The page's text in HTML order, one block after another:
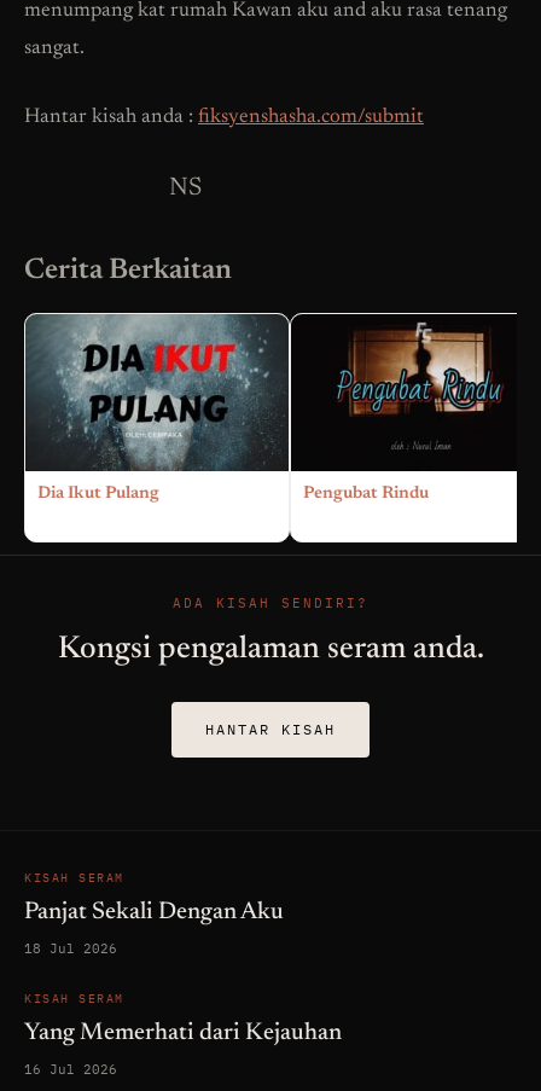
menumpang kat rumah Kawan aku and aku rasa tenang
sangat.
Hantar kisah anda : fiksyenshasha.com/submit
NS
Cerita Berkaitan
Dia Ikut Pulang Pengubat Rindu
ADA KISAH SENDIRI?
Kongsi pengalaman seram anda.
HANTAR KISAH
KISAH SERAM
Panjat Sekali Dengan Aku
18 Jul 2026
KISAH SERAM
Yang Memerhati dari Kejauhan
16 Jul 2026